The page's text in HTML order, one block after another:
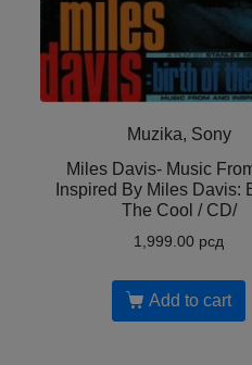
Muzika, Sony
Miles Davis- Music
Inspired By Miles Davis:
The Cool / CD/
1,999.00 рсд
Add to cart